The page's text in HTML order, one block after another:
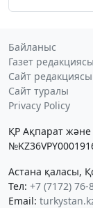
Байланыс
Газет редакциясы
Сайт редакциясы
Сайт туралы
Privacy Policy
ҚР Ақпарат және
Астана қаласы,
Тел: +7 (7172) 76-
Email: